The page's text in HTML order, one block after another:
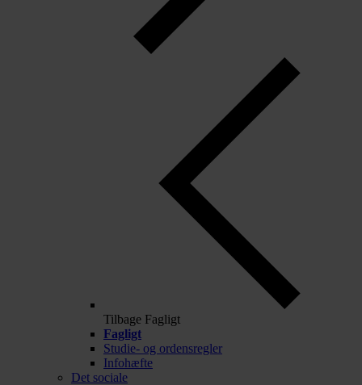
Tilbage Fagligt
Fagligt
Studie- og ordensregler
Infohæfte
Det sociale